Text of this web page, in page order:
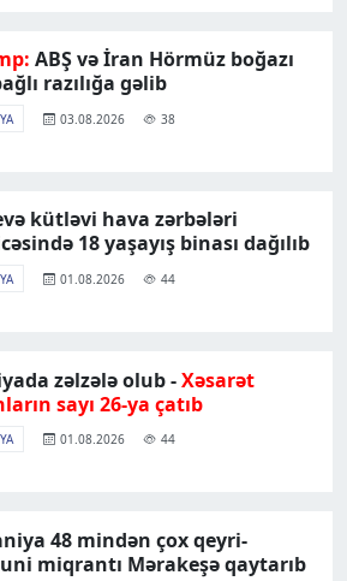
ABŞ və İran Hörmüz boğazı
razılığa gəlib
03.08.2026 38
kütləvi hava zərbələri
18 yaşayış binası dağılıb
01.08.2026 44
zəlzələ olub -Xəsarət
sayı 26-ya çatıb
01.08.2026 44
48 mindən çox qeyri-
miqrantı Mərakeşə qaytarıb